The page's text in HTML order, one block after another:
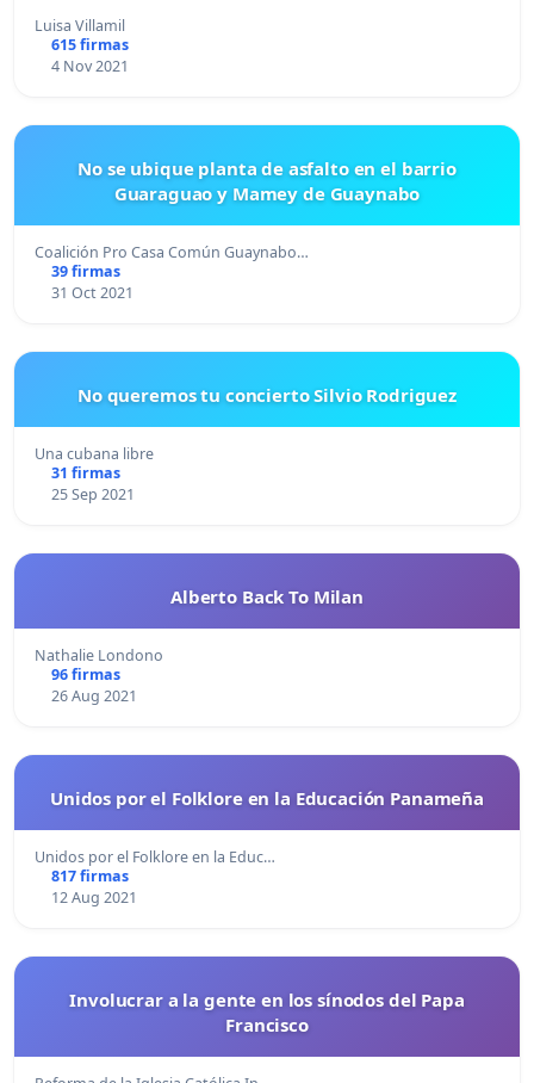
Luisa Villamil
615 firmas
4 Nov 2021
No se ubique planta de asfalto en el barrio
Guaraguao y Mamey de Guaynabo
Coalición Pro Casa Común Guaynabo…
39 firmas
31 Oct 2021
No queremos tu concierto Silvio Rodriguez
Una cubana libre
31 firmas
25 Sep 2021
Alberto Back To Milan
Nathalie Londono
96 firmas
26 Aug 2021
Unidos por el Folklore en la Educación Panameña
Unidos por el Folklore en la Educ…
817 firmas
12 Aug 2021
Involucrar a la gente en los sínodos del Papa
Francisco